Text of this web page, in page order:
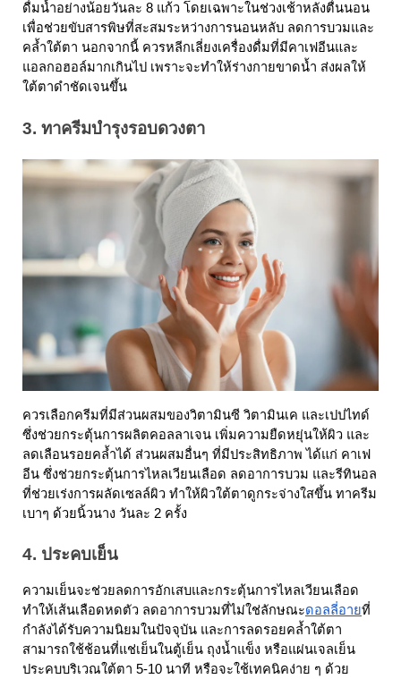
ดื่มน้ำอย่างน้อยวันละ 8 แก้ว โดยเฉพาะในช่วงเช้าหลังตื่นนอน
เพื่อช่วยขับสารพิษที่สะสมระหว่างการนอนหลับ ลดการบวมและ
คล้ำใต้ตา นอกจากนี้ ควรหลีกเลี่ยงเครื่องดื่มที่มีคาเฟอีนและ
แอลกอฮอล์มากเกินไป เพราะจะทำให้ร่างกายขาดน้ำ ส่งผลให้
ใต้ตาดำชัดเจนขึ้น
3. ทาครีมบำรุงรอบดวงตา
ควรเลือกครีมที่มีส่วนผสมของวิตามินซี วิตามินเค และเปปไทด์
ซึ่งช่วยกระตุ้นการผลิตคอลลาเจน เพิ่มความยืดหยุ่นให้ผิว และ
ลดเลือนรอยคล้ำได้ ส่วนผสมอื่นๆ ที่มีประสิทธิภาพ ได้แก่ คาเฟ
อีน ซึ่งช่วยกระตุ้นการไหลเวียนเลือด ลดอาการบวม และรีทินอล
ที่ช่วยเร่งการผลัดเซลล์ผิว ทำให้ผิวใต้ตาดูกระจ่างใสขึ้น ทาครีม
เบาๆ ด้วยนิ้วนาง วันละ 2 ครั้ง
4. ประคบเย็น
ความเย็นจะช่วยลดการอักเสบและกระตุ้นการไหลเวียนเลือด
ทำให้เส้นเลือดหดตัว ลดอาการบวมที่ไม่ใช่ลักษณะดอลลี่อายที่
กำลังได้รับความนิยมในปัจจุบัน และการลดรอยคล้ำใต้ตา
สามารถใช้ช้อนที่แช่เย็นในตู้เย็น ถุงน้ำแข็ง หรือแผ่นเจลเย็น
ประคบบริเวณใต้ตา 5-10 นาที หรือจะใช้เทคนิคง่าย ๆ ด้วย